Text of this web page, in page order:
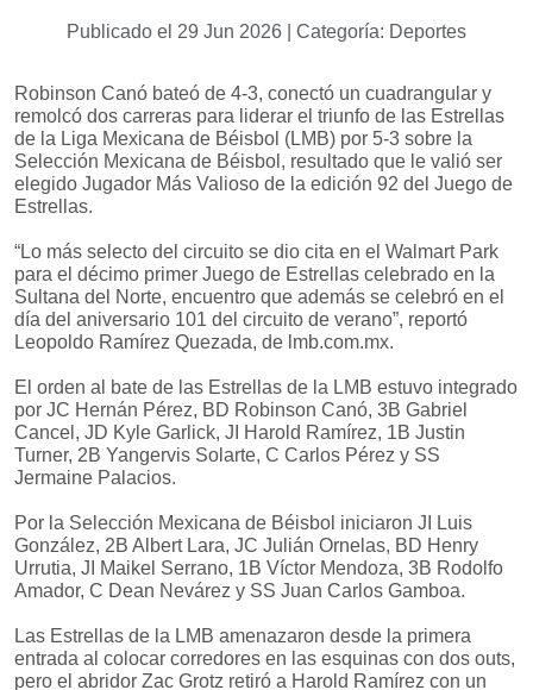
Publicado el 29 Jun 2026 | Categoría: Deportes
Robinson Canó bateó de 4-3, conectó un cuadrangular y
remolcó dos carreras para liderar el triunfo de las Estrellas
de la Liga Mexicana de Béisbol (LMB) por 5-3 sobre la
Selección Mexicana de Béisbol, resultado que le valió ser
elegido Jugador Más Valioso de la edición 92 del Juego de
Estrellas.
“Lo más selecto del circuito se dio cita en el Walmart Park
para el décimo primer Juego de Estrellas celebrado en la
Sultana del Norte, encuentro que además se celebró en el
día del aniversario 101 del circuito de verano”, reportó
Leopoldo Ramírez Quezada, de lmb.com.mx.
El orden al bate de las Estrellas de la LMB estuvo integrado
por JC Hernán Pérez, BD Robinson Canó, 3B Gabriel
Cancel, JD Kyle Garlick, JI Harold Ramírez, 1B Justin
Turner, 2B Yangervis Solarte, C Carlos Pérez y SS
Jermaine Palacios.
Por la Selección Mexicana de Béisbol iniciaron JI Luis
González, 2B Albert Lara, JC Julián Ornelas, BD Henry
Urrutia, JI Maikel Serrano, 1B Víctor Mendoza, 3B Rodolfo
Amador, C Dean Nevárez y SS Juan Carlos Gamboa.
Las Estrellas de la LMB amenazaron desde la primera
entrada al colocar corredores en las esquinas con dos outs,
pero el abridor Zac Grotz retiró a Harold Ramírez con un